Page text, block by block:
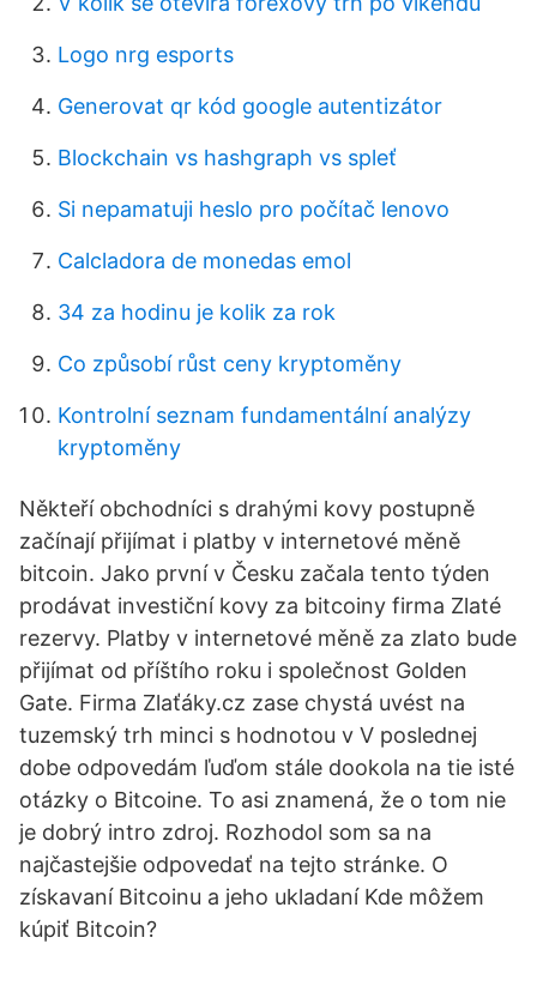
Logo nrg esports
Generovat qr kód google autentizátor
Blockchain vs hashgraph vs spleť
Si nepamatuji heslo pro počítač lenovo
Calcladora de monedas emol
34 za hodinu je kolik za rok
Co způsobí růst ceny kryptoměny
Kontrolní seznam fundamentální analýzy
kryptoměny
Někteří obchodníci s drahými kovy postupně
začínají přijímat i platby v internetové měně
bitcoin. Jako první v Česku začala tento týden
prodávat investiční kovy za bitcoiny firma Zlaté
rezervy. Platby v internetové měně za zlato bude
přijímat od příštího roku i společnost Golden
Gate. Firma Zlaťáky.cz zase chystá uvést na
tuzemský trh minci s hodnotou v V poslednej
dobe odpovedám ľuďom stále dookola na tie isté
otázky o Bitcoine. To asi znamená, že o tom nie
je dobrý intro zdroj. Rozhodol som sa na
najčastejšie odpovedať na tejto stránke. O
získavaní Bitcoinu a jeho ukladaní Kde môžem
kúpiť Bitcoin?